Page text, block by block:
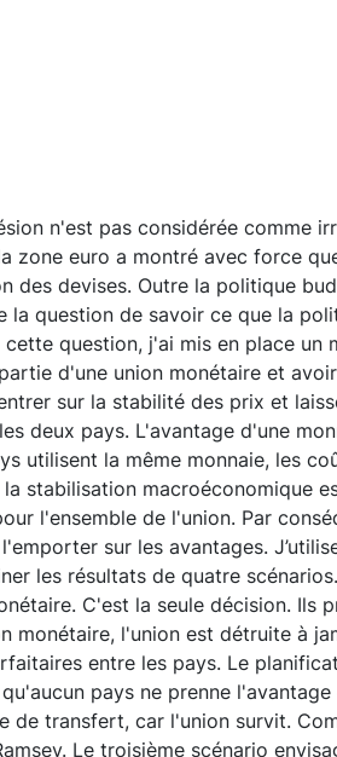
n'est pas considérée comme
zone euro a montré avec force
des devises. Outre la politique
la question de savoir ce que la
question, j'ai mis en place un
d'une union monétaire et
sur la stabilité des prix et
deux pays. L'avantage d'une
utilisent la même monnaie, les
stabilisation macroéconomique
l'ensemble de l'union. Par
sur les avantages.
les résultats de quatre
C'est la seule décision. Ils
l'union est détruite à
entre les pays. Le
pays ne prenne
transfert, car l'union survit.
Le troisième scénario